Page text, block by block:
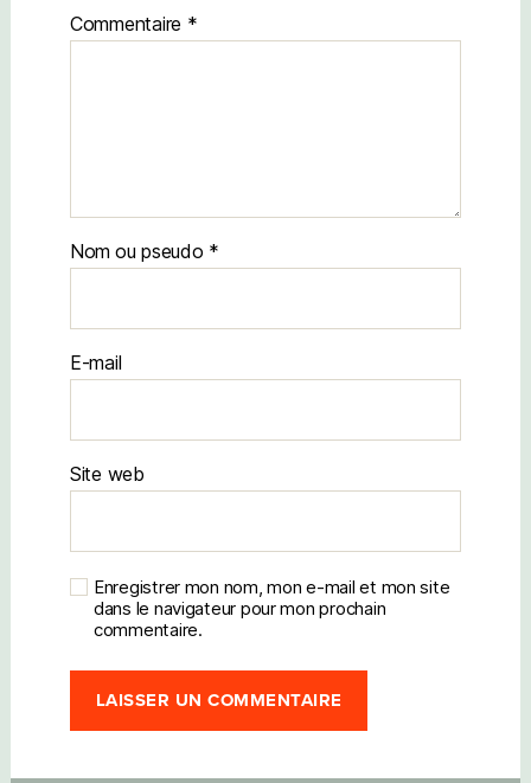
Commentaire *
Nom
E-mail
Site web
Enregistrer mon nom, mon e-mail et mon site
dans le navigateur pour mon prochain
commentaire.